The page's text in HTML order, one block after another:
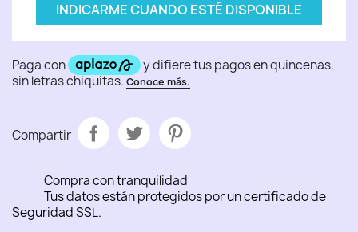
INDICARME CUANDO ESTÉ DISPONIBLE
Compartir
Compra con tranquilidad
Tus datos están protegidos por un certificado de
Seguridad SSL.